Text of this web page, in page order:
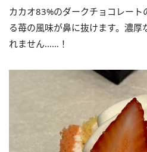
カカオ83%のダークチョコレー
る苺の風味が鼻に抜けます。濃厚
れません……！